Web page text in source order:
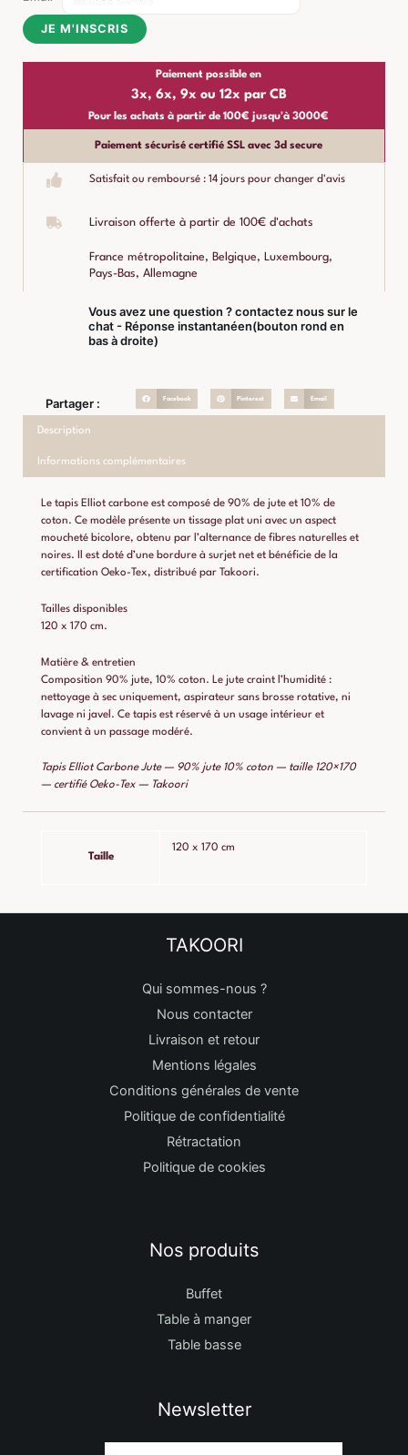
JE M'INSCRIS
Paiement possible en
3x, 6x, 9x ou 12x par CB
Pour les achats à partir de 100€ jusqu'à 3000€
Paiement sécurisé certifié SSL avec 3d secure
Satisfait ou remboursé : 14 jours pour changer d'avis
Livraison offerte à partir de 100€ d'achats
France métropolitaine, Belgique, Luxembourg,
Pays-Bas, Allemagne
Vous avez une question ? contactez nous sur le
chat - Réponse instantanéen(bouton rond en
bas à droite)
Partager : Facebook Pinterest Email
Description
Informations complémentaires
Le tapis Elliot carbone est composé de 90% de jute et 10% de
coton. Ce modèle présente un tissage plat uni avec un aspect
moucheté bicolore, obtenu par l’alternance de fibres naturelles et
noires. Il est doté d’une bordure à surjet net et bénéficie de la
certification Oeko-Tex, distribué par Takoori.
Tailles disponibles
120 x 170 cm.
Matière & entretien
Composition 90% jute, 10% coton. Le jute craint l’humidité :
nettoyage à sec uniquement, aspirateur sans brosse rotative, ni
lavage ni javel. Ce tapis est réservé à un usage intérieur et
convient à un passage modéré.
Tapis Elliot Carbone Jute — 90% jute 10% coton — taille 120×170
— certifié Oeko-Tex — Takoori
Taille
120 x 170 cm
TAKOORI
Qui sommes-nous ?
Nous contacter
Livraison et retour
Mentions légales
Conditions générales de vente
Politique de confidentialité
Rétractation
Politique de cookies
Nos produits
Buffet
Table à manger
Table basse
Newsletter